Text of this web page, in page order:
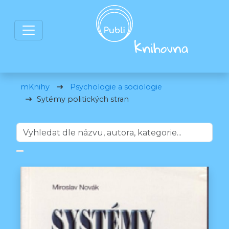
mKnihy
Psychologie a sociologie
Sytémy politických stran